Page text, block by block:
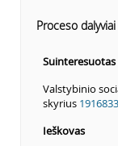
Proceso dalyviai
Valstybinio
skyrius
Ieškovas